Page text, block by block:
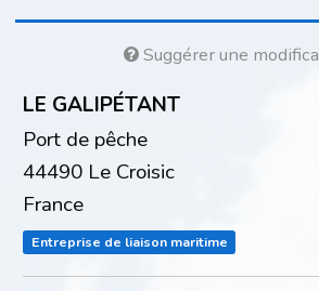
Suggérer une
LE GALIPÉTANT
Port de pêche
44490 Le Croisic
France
Entreprise de liaison maritime